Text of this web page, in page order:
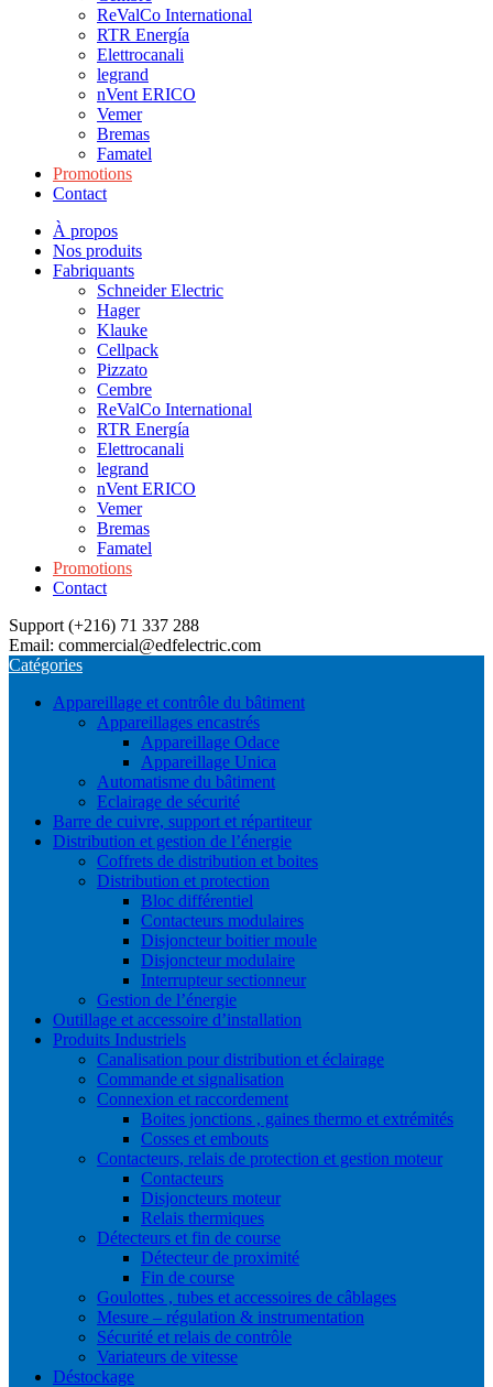
ReValCo International
RTR Energía
Elettrocanali
legrand
nVent ERICO
Vemer
Bremas
Famatel
Promotions
Contact
À propos
Nos produits
Fabriquants
Schneider Electric
Hager
Klauke
Cellpack
Pizzato
Cembre
ReValCo International
RTR Energía
Elettrocanali
legrand
nVent ERICO
Vemer
Bremas
Famatel
Promotions
Contact
Support (+216) 71 337 288
Email: commercial@edfelectric.com
Catégories
Appareillage et contrôle du bâtiment
Appareillages encastrés
Appareillage Odace
Appareillage Unica
Automatisme du bâtiment
Eclairage de sécurité
Barre de cuivre, support et répartiteur
Distribution et gestion de l’énergie
Coffrets de distribution et boites
Distribution et protection
Bloc différentiel
Contacteurs modulaires
Disjoncteur boitier moule
Disjoncteur modulaire
Interrupteur sectionneur
Gestion de l’énergie
Outillage et accessoire d’installation
Produits Industriels
Canalisation pour distribution et éclairage
Commande et signalisation
Connexion et raccordement
Boites jonctions , gaines thermo et extrémités
Cosses et embouts
Contacteurs, relais de protection et gestion moteur
Contacteurs
Disjoncteurs moteur
Relais thermiques
Détecteurs et fin de course
Détecteur de proximité
Fin de course
Goulottes , tubes et accessoires de câblages
Mesure – régulation & instrumentation
Sécurité et relais de contrôle
Variateurs de vitesse
Déstockage